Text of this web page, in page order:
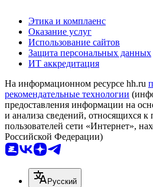
Этика и комплаенс
Оказание услуг
Использование сайтов
Защита персональных данных
ИТ аккредитация
На информационном ресурсе hh.ru
рекомендательные технологии
предоставления информации на
и анализа сведений, относящихся к
пользователей сети «Интернет»,
Российской Федерации)
Русский